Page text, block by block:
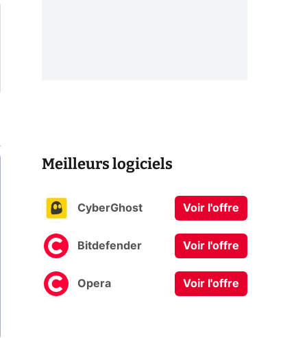
Meilleurs logiciels
CyberGhost Voir l'offre
Bitdefender Voir l'offre
Opera Voir l'offre